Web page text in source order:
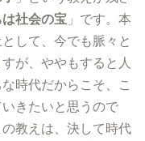
社会の宝 」です。本
して、今でも脈々と
が、ややもすると人
時代だからこそ、こ
きたいと思うので
教えは、決して時代